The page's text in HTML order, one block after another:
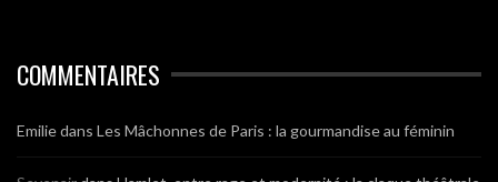
COMMENTAIRES
Emiliedans Les Mâchonnes de Paris : la gourmandise au féminin